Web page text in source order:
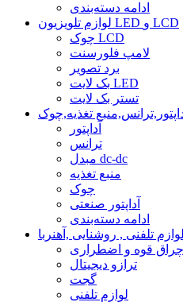
ادامه دسته‌بندی
لوازم تلویزیون LED و LCD
چوک LCD
لامپ فلورسنت
برد تصویر
بک لایت LED
تستر بک لایت
تغذیه,چوک
آداپتور
ترانس
مبدل dc-dc
منبع تغذیه
چوک
آداپتور صنعتی
ادامه دسته‌بندی
تلفنی , روشنایی ,آهنربا
چراق قوه و اضطراری
ترازو دیجیتال
گجت
لوازم تلفنی